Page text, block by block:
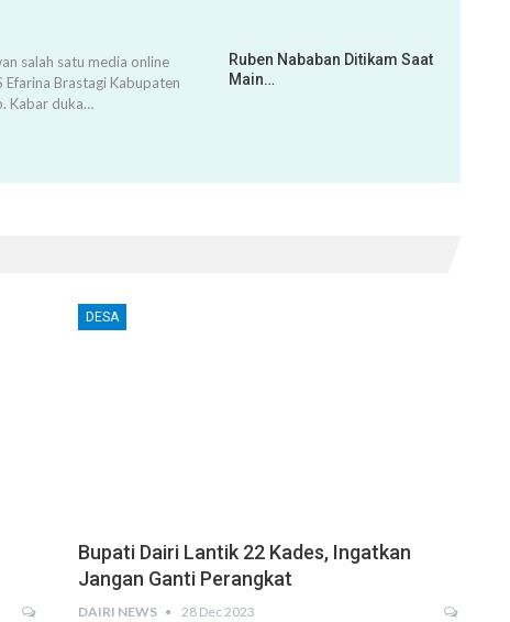
salah satu media online
Efarina Brastagi Kabupaten
Kabar duka…
Ruben Nababan Ditikam Saat
Main…
DESA
Bupati Dairi Lantik 22 Kades, Ingatkan
Jangan Ganti Perangkat
DAIRI NEWS 28 Dec 2023